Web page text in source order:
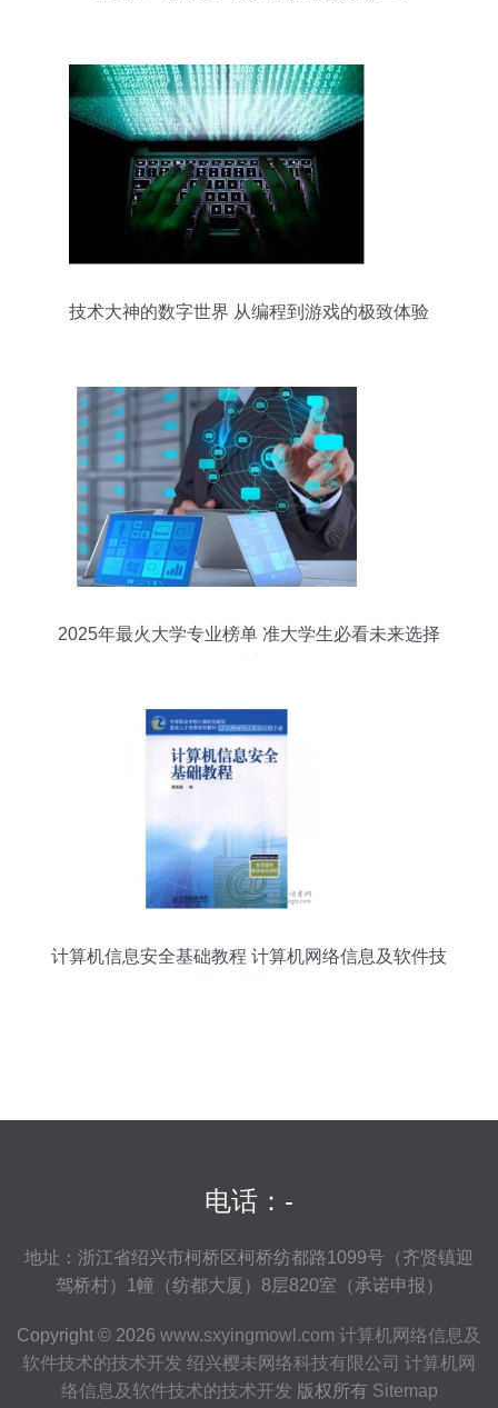
技术大神的数字世界 从编程到游戏的极致体验
2025年最火大学专业榜单 准大学生必看未来选择
计算机信息安全基础教程 计算机网络信息及软件技
电话：-
地址：浙江省绍兴市柯桥区柯桥纺都路1099号（齐贤镇迎
驾桥村）1幢（纺都大厦）8层820室（承诺申报）
Copyright © 2026 www.sxyingmowl.com 计算机网络信息及
软件技术的技术开发 绍兴樱未网络科技有限公司 计算机网
络信息及软件技术的技术开发 版权所有 Sitemap